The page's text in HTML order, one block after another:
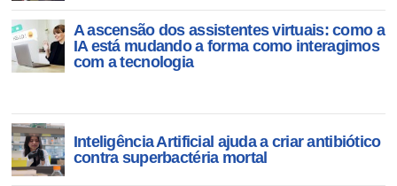
A ascensão dos assistentes virtuais: como a
IA está mudando a forma como interagimos
com a tecnologia
Inteligência Artificial ajuda a criar antibiótico
contra superbactéria mortal